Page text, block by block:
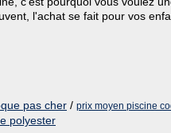
l'achat se fait pour vos
pas cher / prix moyen piscine
polyester